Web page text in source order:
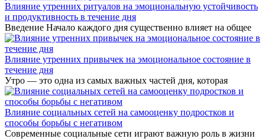
Влияние утренних ритуалов на эмоциональную устойчивость
и продуктивность в течение дня
Введение Начало каждого дня существенно влияет на общее
Влияние утренних привычек на эмоциональное состояние в
течение дня
Утро — это одна из самых важных частей дня, которая
Влияние социальных сетей на самооценку подростков и
способы борьбы с негативом
Современные социальные сети играют важную роль в жизни